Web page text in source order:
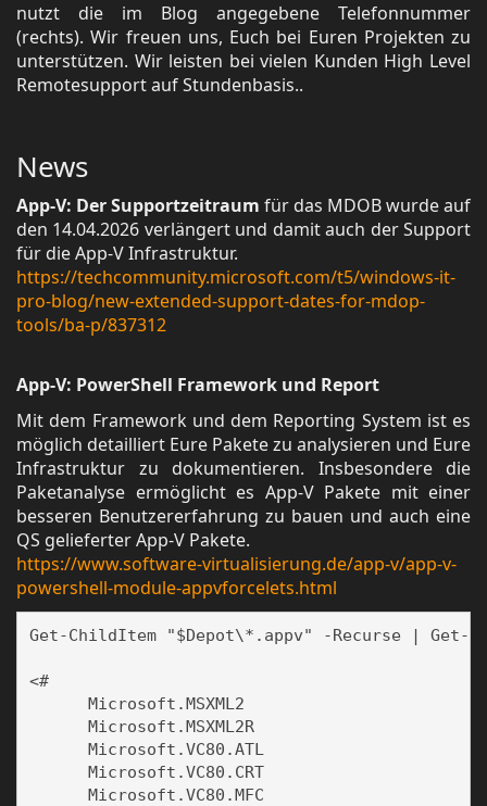
nutzt die im Blog angegebene Telefonnummer
(rechts). Wir freuen uns, Euch bei Euren Projekten zu
unterstützen. Wir leisten bei vielen Kunden High Level
Remotesupport auf Stundenbasis..
News
App-V: Der Supportzeitraum für das MDOB wurde auf
den 14.04.2026 verlängert und damit auch der Support
für die App-V Infrastruktur.
https://techcommunity.microsoft.com/t5/windows-it-
pro-blog/new-extended-support-dates-for-mdop-
tools/ba-p/837312
App-V: PowerShell Framework und Report
Mit dem Framework und dem Reporting System ist es
möglich detailliert Eure Pakete zu analysieren und Eure
Infrastruktur zu dokumentieren. Insbesondere die
Paketanalyse ermöglicht es App-V Pakete mit einer
besseren Benutzererfahrung zu bauen und auch eine
QS gelieferter App-V Pakete.
https://www.software-virtualisierung.de/app-v/app-v-
powershell-module-appvforcelets.html
Get-ChildItem "$Depot\*.appv" -Recurse | Get-
<#
      Microsoft.MSXML2
      Microsoft.MSXML2R
      Microsoft.VC80.ATL
      Microsoft.VC80.CRT
      Microsoft.VC80.MFC